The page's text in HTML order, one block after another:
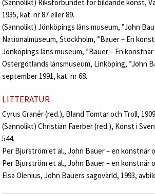
(Sannolikt) Riksförbundet för bildande konst,
1935, kat. nr 87 eller 89.
(Sannolikt) Jönköpings läns museum, ”John
Nationalmuseum, Stockholm, ”Bauer – En
Jönköpings läns museum, ”Bauer – En
Östergötlands länsmuseum, Linköping, ”John
september 1991, kat. nr 68.
LITTERATUR
Cyrus Granér (red.), Bland Tomtar och Troll,
(Sannolikt) Christian Faerber (red.), Konst i
544.
Per Bjurström et al., John Bauer – en konstnär
Per Bjurström et al., John Bauer – en konstnär
Elsa Olenius, John Bauers sagovärld, 1993,